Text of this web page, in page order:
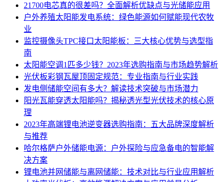
21700电芯真的很差吗？全面解析优缺点与光储能应用
户外养殖太阳能发电系统：绿色能源如何赋能现代农牧
业
监控摄像头TPC接口太阳能板：三大核心优势与选型指
南
太阳能空调1匹多少钱？2023年选购指南与市场趋势解析
光伏板彩钢瓦屋顶固定规范：专业指南与行业实践
发电侧储能空间有多大？解读技术突破与市场潜力
阳光瓦能穿透太阳能吗？揭秘透光型光伏技术的核心原
理
2023年高端锂电池逆变器选购指南：五大品牌深度解析
与推荐
哈尔格萨户外储能电源：户外探险与应急备电的智能解
决方案
锂电池并网储能与离网储能：技术对比与行业应用解析